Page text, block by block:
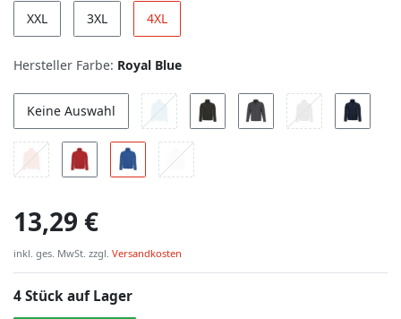
XXL 3XL 4XL
Hersteller Farbe: Royal Blue
Keine Auswahl
13,29 €
inkl. ges. MwSt. zzgl. Versandkosten
4 Stück auf Lager